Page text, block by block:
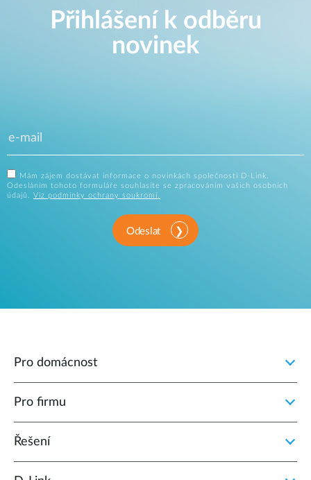
Přihlášení k odběru
novinek
Mám zájem dostávat informace o novinkách společnosti D-Link.
Odesláním tohoto formuláře souhlasíte se zpracováním vašich osobních
údajů. Viz podmínky ochrany soukromí.
Odeslat
Pro domácnost
Pro firmu
Řešení